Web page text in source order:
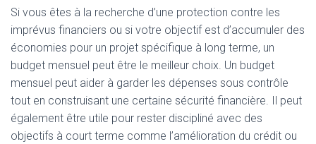
Si vous êtes à la recherche d’une protection contre les
imprévus financiers ou si votre objectif est d’accumuler des
économies pour un projet spécifique à long terme, un
budget mensuel peut être le meilleur choix. Un budget
mensuel peut aider à garder les dépenses sous contrôle
tout en construisant une certaine sécurité financière. Il peut
également être utile pour rester discipliné avec des
objectifs à court terme comme l’amélioration du crédit ou